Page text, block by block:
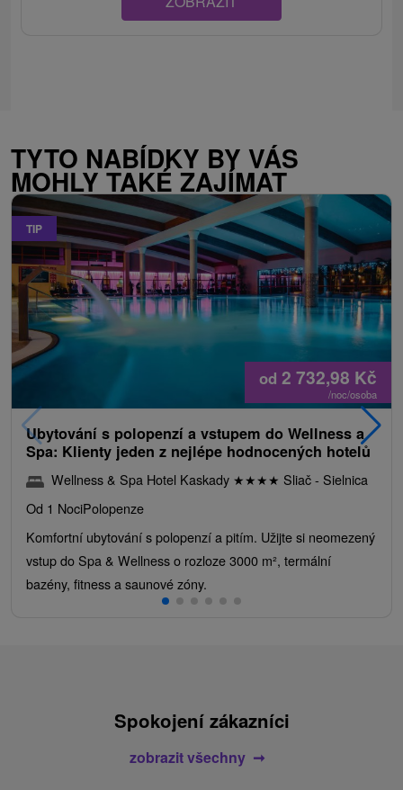
TYTO NABÍDKY BY VÁS
MOHLY TAKÉ ZAJÍMAT
TIP
od 2 732,98 Kč
/noc/osoba
Ubytování s polopenzí a vstupem do Wellness a
Spa: Klienty jeden z nejlépe hodnocených hotelů
Wellness & Spa Hotel Kaskady ★★★★ Sliač - Sielnica
Od 1 NociPolopenze
Komfortní ubytování s polopenzí a pitím. Užijte si neomezený
vstup do Spa & Wellness o rozloze 3000 m², termální
bazény, fitness a saunové zóny.
Spokojení zákazníci
zobrazit všechny